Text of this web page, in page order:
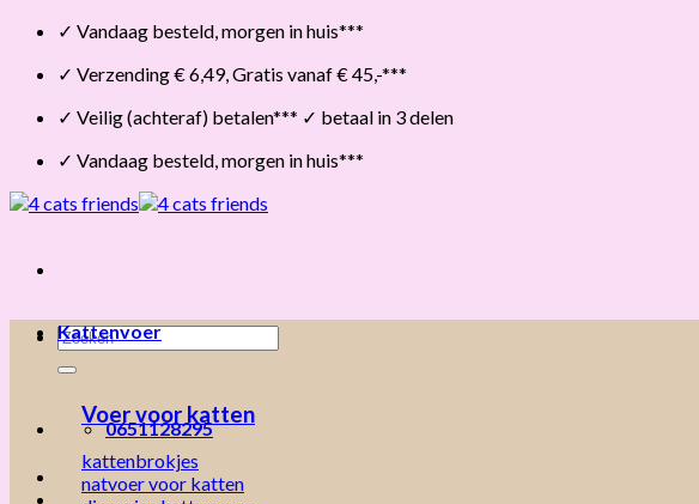
Skip
content
✓ Vandaag besteld, morgen in huis***
✓ Verzending € 6,49, Gratis vanaf € 45,-***
✓ Veilig (achteraf) betalen*** ✓ betaal in 3 delen
✓ Vandaag besteld, morgen in huis***
Zoeken
naar:
0651128295
Kattenvoer
Voer voor katten
kattenbrokjes
natvoer voor katten